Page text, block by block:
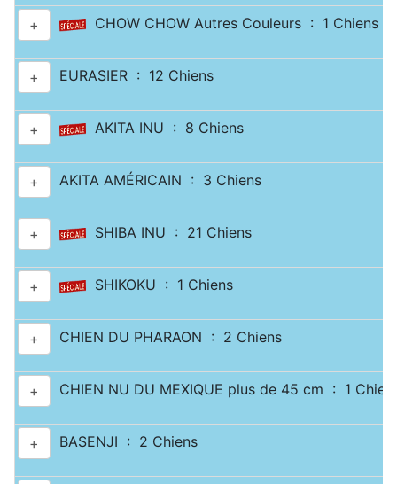
+ CHOW CHOW Autres Couleurs : 1 Chiens
+ EURASIER : 12 Chiens
+ AKITA INU : 8 Chiens
+ AKITA AMÉRICAIN : 3 Chiens
+ SHIBA INU : 21 Chiens
+ SHIKOKU : 1 Chiens
+ CHIEN DU PHARAON : 2 Chiens
+ CHIEN NU DU MEXIQUE plus de 45 cm : 1
+ BASENJI : 2 Chiens